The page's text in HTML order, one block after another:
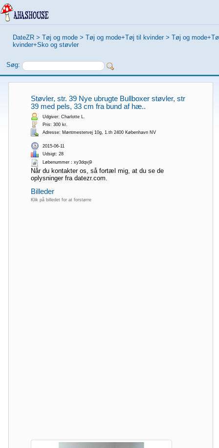
DateZR > Tøj og mode > Tøj og mode+Tøj til kvinder > Tøj og
kvinder+Sko og støvler
Søg:
Støvler, str. 39 Nye ubrugte Bullboxer støvler, str
39 med pels, 33 cm fra bund af hæ..
Udgiver: Charlotte L.
Pris: 300 kr.
Adresse: Møntmestervej 10g, 1.th 2400 København NV
2015-06-11
Udsigt: 28
Løbenummer：xy3dqvj9
Når du kontakter os, så fortæl mig, at du se de
oplysninger fra datezr.com.
Billeder
Klik på billedet for at forstørre